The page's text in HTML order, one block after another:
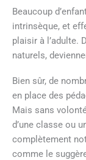
Beaucoup
intrinsèque, et
plaisir à l’adulte.
naturels,
Bien sûr, de
en place des
Mais sans
d’une classe ou
complètement
comme le